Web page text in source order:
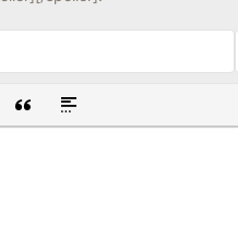
ВСТАВКА ЦИТАТЫ
ВСТАВКА СПОЙЛЕРА